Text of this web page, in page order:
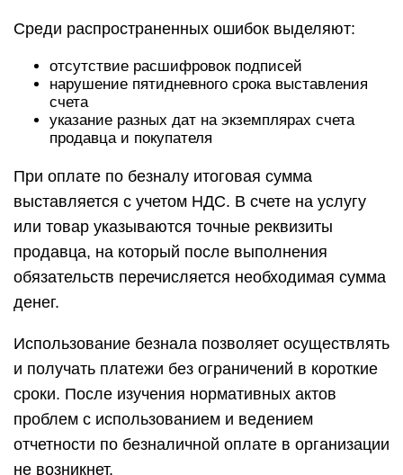
Среди распространенных ошибок выделяют:
отсутствие расшифровок подписей
нарушение пятидневного срока выставления
счета
указание разных дат на экземплярах счета
продавца и покупателя
При оплате по безналу итоговая сумма
выставляется с учетом НДС. В счете на услугу
или товар указываются точные реквизиты
продавца, на который после выполнения
обязательств перечисляется необходимая сумма
денег.
Использование безнала позволяет осуществлять
и получать платежи без ограничений в короткие
сроки. После изучения нормативных актов
проблем с использованием и ведением
отчетности по безналичной оплате в организации
не возникнет.